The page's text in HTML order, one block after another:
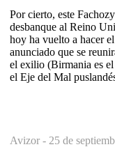
Por cierto, este
desbanque al Reino
hoy ha vuelto a hacer
anunciado que se
el exilio (Birmania es
el Eje del Mal
Avizor - 25 de